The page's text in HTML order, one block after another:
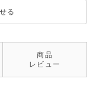
る
商品
レビュー